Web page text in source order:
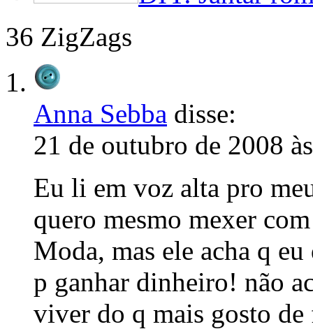
36 ZigZags
Anna Sebba disse:
21 de outubro de 2008
Eu li em voz alta pro
quero mesmo mexer
Moda, mas ele acha q
p ganhar dinheiro! não
viver do q mais gosto